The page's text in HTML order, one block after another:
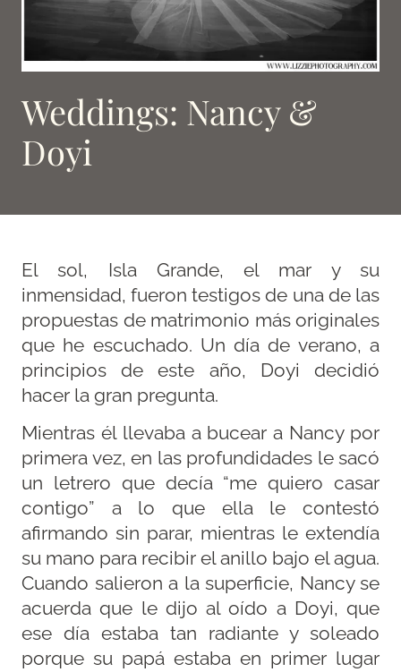
Weddings: Nancy &
Doyi
El sol, Isla Grande, el mar y su
inmensidad, fueron testigos de una de las
propuestas de matrimonio más originales
que he escuchado. Un día de verano, a
principios de este año, Doyi decidió
hacer la gran pregunta.
Mientras él llevaba a bucear a Nancy por
primera vez, en las profundidades le sacó
un letrero que decía “me quiero casar
contigo” a lo que ella le contestó
afirmando sin parar, mientras le extendía
su mano para recibir el anillo bajo el agua.
Cuando salieron a la superficie, Nancy se
acuerda que le dijo al oído a Doyi, que
ese día estaba tan radiante y soleado
porque su papá estaba en primer lugar